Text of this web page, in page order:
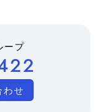
ープ
わせ